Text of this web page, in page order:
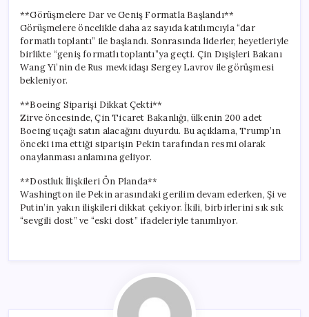
**Görüşmelere Dar ve Geniş Formatla Başlandı**
Görüşmelere öncelikle daha az sayıda katılımcıyla “dar
formatlı toplantı” ile başlandı. Sonrasında liderler, heyetleriyle
birlikte “geniş formatlı toplantı”ya geçti. Çin Dışişleri Bakanı
Wang Yi’nin de Rus mevkidaşı Sergey Lavrov ile görüşmesi
bekleniyor.
**Boeing Siparişi Dikkat Çekti**
Zirve öncesinde, Çin Ticaret Bakanlığı, ülkenin 200 adet
Boeing uçağı satın alacağını duyurdu. Bu açıklama, Trump’ın
önceki ima ettiği siparişin Pekin tarafından resmi olarak
onaylanması anlamına geliyor.
**Dostluk İlişkileri Ön Planda**
Washington ile Pekin arasındaki gerilim devam ederken, Şi ve
Putin’in yakın ilişkileri dikkat çekiyor. İkili, birbirlerini sık sık
“sevgili dost” ve “eski dost” ifadeleriyle tanımlıyor.